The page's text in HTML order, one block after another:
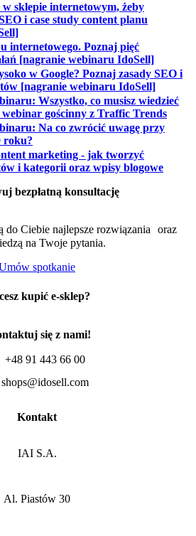
sklepie internetowym, żeby
i case study content planu
internetowego. Poznaj pięć
[nagranie webinaru IdoSell]
w Google? Poznaj zasady SEO i
[nagranie webinaru IdoSell]
Wszystko, co musisz wiedzieć
gościnny z Traffic Trends
Na co zwrócić uwagę przy
roku?
marketing - jak tworzyć
i kategorii oraz wpisy blogowe
bezpłatną konsultację
do Ciebie najlepsze rozwiązania oraz
na Twoje pytania.
spotkanie
kupić e-sklep?
się z nami!
+48 91 443 66 00
shops@idosell.com
Kontakt
IAI S.A.
Al. Piastów 30